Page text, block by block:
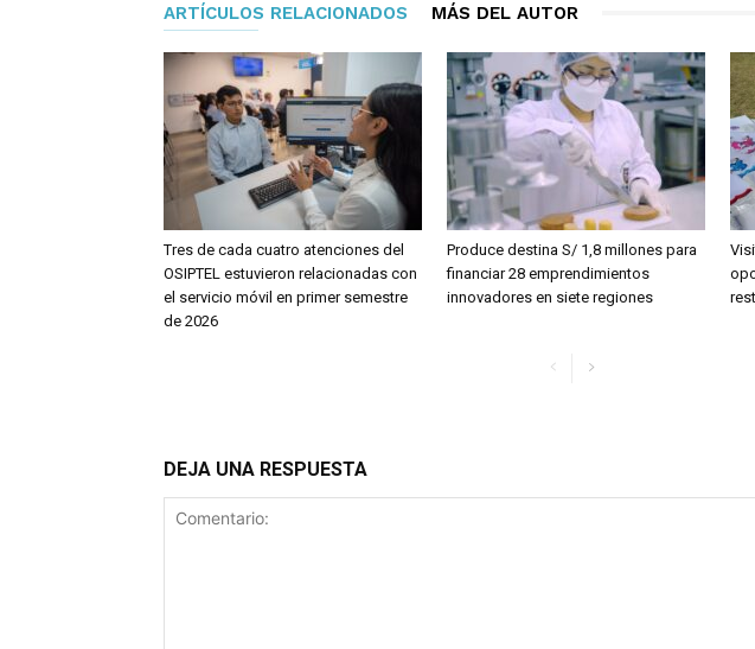
ARTÍCULOS RELACIONADOS MÁS DEL AUTOR
Tres de cada cuatro atenciones del
OSIPTEL estuvieron relacionadas con
el servicio móvil en primer semestre
de 2026
Produce destina S/ 1,8 millones para
financiar 28 emprendimientos
innovadores en siete regiones
DEJA UNA RESPUESTA